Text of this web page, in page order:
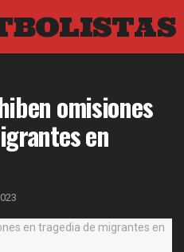
omisiones
en